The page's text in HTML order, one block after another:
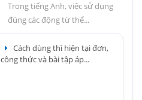
Trong tiếng Anh, việc sử dụng
đúng các động từ thể...
Cách dùng thì hiện tại đơn,
công thức và bài tập áp...